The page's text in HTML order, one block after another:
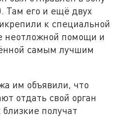
Там его и ещё двух
к специальной
неотложной помощи и
самым лучшим
им объявили, что
отдать свой орган
получат